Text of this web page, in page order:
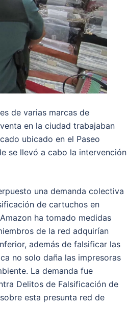
de varias marcas de
en la ciudad trabajaban
ubicado en el Paseo
se llevó a cabo la intervención
una demanda colectiva
de cartuchos en
ha tomado medidas
de la red adquirían
además de falsificar las
no solo daña las impresoras
La demanda fue
Delitos de Falsificación de
esta presunta red de